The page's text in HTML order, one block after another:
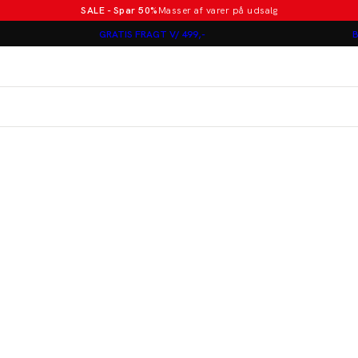
SALE - Spar 50%Masser af varer på udsalg
GRATIS FRAGT V/ 499,-Poloer i nye farver
Jakkesæt fra 1499 kr.
Lindbergh